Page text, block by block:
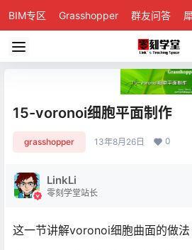
BIM专区 Grasshopper 群友问答
15-voronoi细胞平面制作
grasshopper 13年8月26日 0
LinkLi
零刻学堂站长
这一节讲解voronoi细胞曲面的做法